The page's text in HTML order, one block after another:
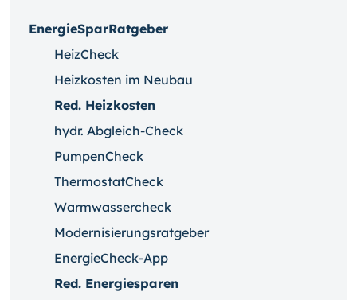
EnergieSparRatgeber
HeizCheck
Heizkosten im Neubau
Red. Heizkosten
hydr. Abgleich-Check
PumpenCheck
ThermostatCheck
Warmwassercheck
Modernisierungsratgeber
EnergieCheck-App
Red. Energiesparen